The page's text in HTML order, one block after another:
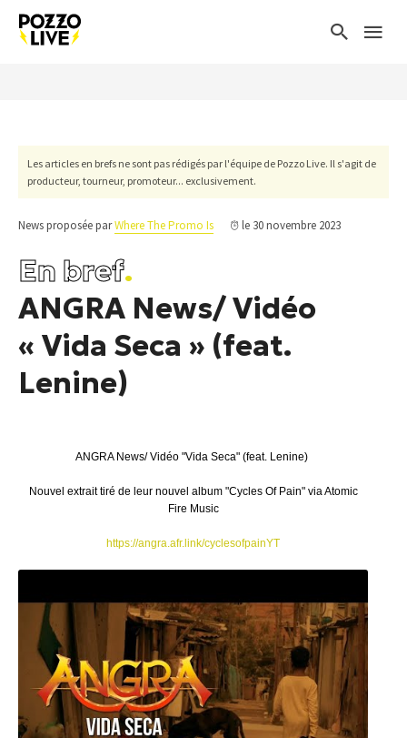
Les articles en brefs ne sont pas rédigés par l'équipe de Pozzo Live. Il s'agit de
producteur, tourneur, promoteur... exclusivement.
News proposée parWhere The Promo Is le 30 novembre 2023
En bref.
ANGRA News/ Vidéo
« Vida Seca » (feat.
Lenine)
ANGRA News/ Vidéo "Vida Seca" (feat. Lenine)
Nouvel extrait tiré de leur nouvel album "Cycles Of Pain" via Atomic
Fire Music
https://angra.afr.link/cyclesofpainYT